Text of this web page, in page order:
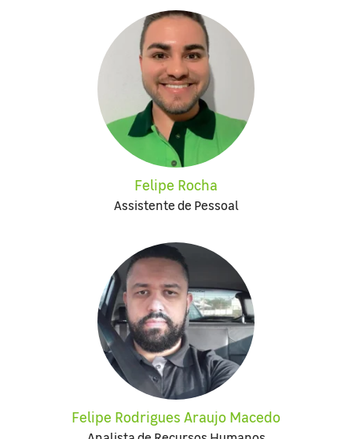
Felipe Rocha
Assistente de Pessoal
Felipe Rodrigues Araujo Macedo